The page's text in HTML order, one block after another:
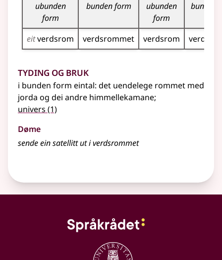
ubunden
form
bunden form
ubunden
form
bunden
eitverdsrom verdsrommet verdsrom
Tyding og bruk
i bunden form eintal: det uendelege rommet med
jorda og dei andre himmellekamane;
univers (1)
Døme
sende ein satellitt ut i verdsrommet